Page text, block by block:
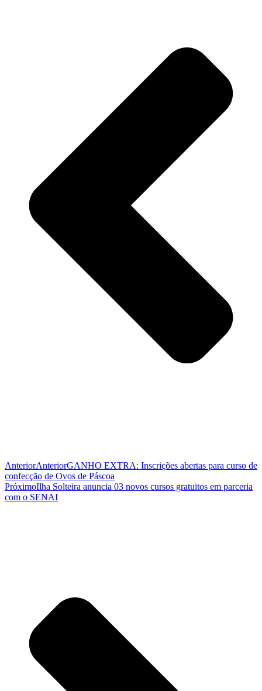
AnteriorAnteriorGANHO EXTRA: Inscrições abertas para curso de
confecção de Ovos de Páscoa
PróximoIlha Solteira anuncia 03 novos cursos gratuitos em parceria
com o SENAI